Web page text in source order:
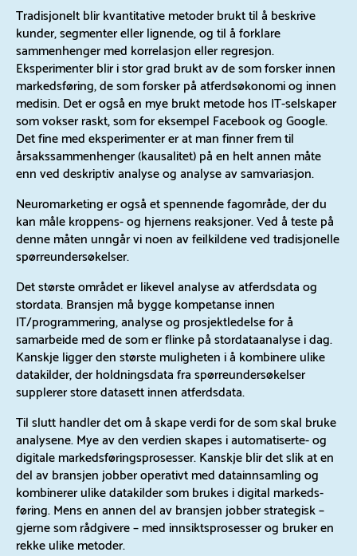
Tradisjonelt blir kvantitative metoder brukt til å beskrive
kunder, segmenter eller lignende, og til å forklare
sammenhenger med korrelasjon eller regresjon.
Eksperimenter blir i stor grad brukt av de som forsker innen
markedsføring, de som forsker på atferdsøkonomi og innen
medisin. Det er også en mye brukt metode hos IT-selskaper
som vokser raskt, som for eksempel Facebook og Google.
Det fine med eksperimenter er at man finner frem til
årsakssammenhenger (kausalitet) på en helt annen måte
enn ved deskriptiv analyse og analyse av samvariasjon.
Neuromarketing er også et spennende fagområde, der du
kan måle kroppens- og hjernens reaksjoner. Ved å teste på
denne måten unngår vi noen av feilkildene ved tradisjonelle
spørreundersøkelser.
Det største området er likevel analyse av atferdsdata og
stordata. Bransjen må bygge kompetanse innen
IT/programmering, analyse og prosjektledelse for å
samarbeide med de som er flinke på stordataanalyse i dag.
Kanskje ligger den største muligheten i å kombinere ulike
datakilder, der holdningsdata fra spørreundersøkelser
supplerer store datasett innen atferdsdata.
Til slutt handler det om å skape verdi for de som skal bruke
analysene. Mye av den verdien skapes i automatiserte- og
digitale markedsføringsprosesser. Kanskje blir det slik at en
del av bransjen jobber operativt med datainnsamling og
kombinerer ulike datakilder som brukes i digital markeds-
føring. Mens en annen del av bransjen jobber strategisk –
gjerne som rådgivere – med innsiktsprosesser og bruker en
rekke ulike metoder.